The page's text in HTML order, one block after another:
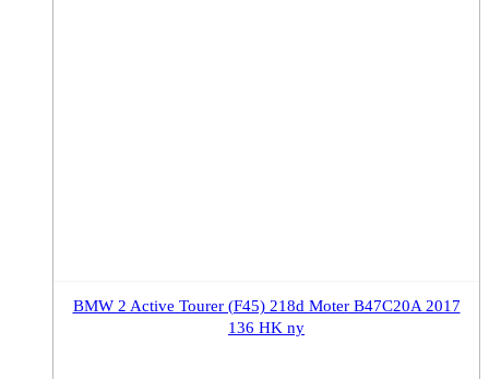
BMW 2 Active Tourer (F45) 218d Moter B47C20A 2017
136 HK ny